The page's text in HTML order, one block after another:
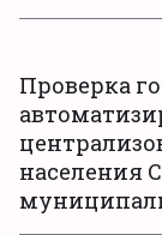
Проверка
населения